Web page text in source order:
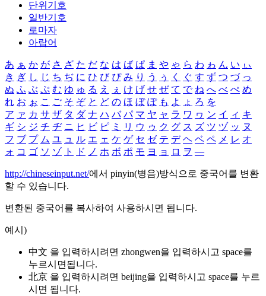
단위기호
일반기호
로마자
아랍어
あ ぁ か が さ ざ た だ な は ば ぱ ま や ゃ ら わ ゎ ん い ぃ
き ぎ し じ ち ぢ に ひ び ぴ み り う ぅ く ぐ す ず つ づ っ
ぬ ふ ぶ ぷ む ゆ ゅ る え ぇ け げ せ ぜ て で ね へ べ ぺ め
れ お ぉ こ ご そ ぞ と ど の ほ ぼ ぽ も よ ょ ろ を
ア ァ カ サ ザ タ ダ ナ ハ バ パ マ ヤ ャ ラ ワ ヮ ン イ ィ キ
ギ シ ジ チ ヂ ニ ヒ ビ ピ ミ リ ウ ゥ ク グ ス ズ ツ ヅ ッ ヌ
フ ブ プ ム ユ ュ ル エ ェ ケ ゲ セ ゼ テ デ ヘ ベ ペ メ レ オ
ォ コ ゴ ソ ゾ ト ド ノ ホ ボ ポ モ ヨ ョ ロ ヲ ―
http://chineseinput.net/에서 pinyin(병음)방식으로 중국어를 변환
할 수 있습니다.
변환된 중국어를 복사하여 사용하시면 됩니다.
예시)
中文 을 입력하시려면 zhongwen을 입력하시고 space를
누르시면됩니다.
北京 을 입력하시려면 beijing을 입력하시고 space를 누르
시면 됩니다.